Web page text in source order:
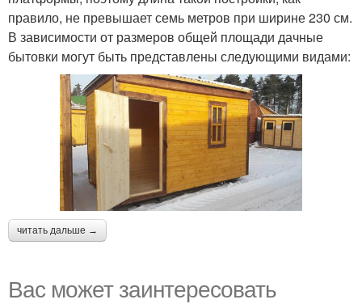
правило, не превышает семь метров при ширине 230 см.
В зависимости от размеров общей площади дачные
бытовки могут быть представлены следующими видами:
читать дальше →
Вас может заинтересовать